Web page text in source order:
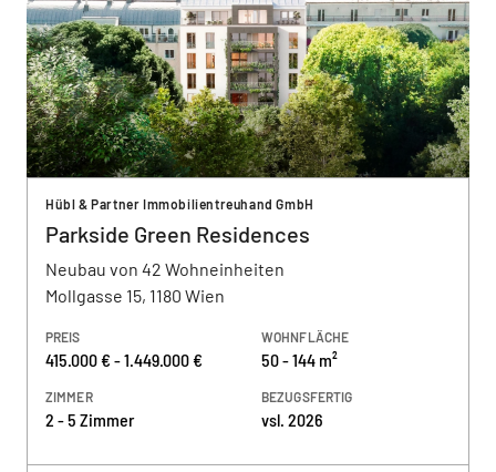
Hübl & Partner Immobilientreuhand GmbH
Parkside Green Residences
Neubau von 42 Wohneinheiten
Mollgasse 15, 1180 Wien
PREIS
415.000 € - 1.449.000 €
WOHNFLÄCHE
50 - 144 m²
ZIMMER
2 - 5 Zimmer
BEZUGSFERTIG
vsl. 2026